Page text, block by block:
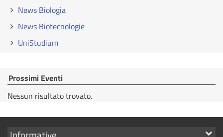
News Biologia
News Biotecnologie
UniStudium
Prossimi Eventi
Nessun risultato trovato.